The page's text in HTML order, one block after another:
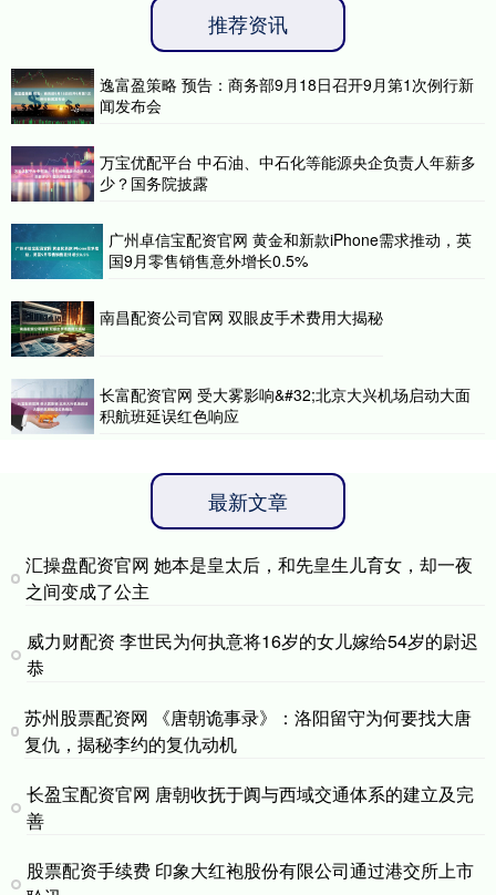
推荐资讯
逸富盈策略 预告：商务部9月18日召开9月第1次例行新
闻发布会
万宝优配平台 中石油、中石化等能源央企负责人年薪多
少？国务院披露
广州卓信宝配资官网 黄金和新款iPhone需求推动，英
国9月零售销售意外增长0.5%
南昌配资公司官网 双眼皮手术费用大揭秘
长富配资官网 受大雾影响&#32;北京大兴机场启动大面
积航班延误红色响应
最新文章
汇操盘配资官网 她本是皇太后，和先皇生儿育女，却一夜
之间变成了公主
威力财配资 李世民为何执意将16岁的女儿嫁给54岁的尉迟
恭
苏州股票配资网 《唐朝诡事录》：洛阳留守为何要找大唐
复仇，揭秘李约的复仇动机
长盈宝配资官网 唐朝收抚于阗与西域交通体系的建立及完
善
股票配资手续费 印象大红袍股份有限公司通过港交所上市